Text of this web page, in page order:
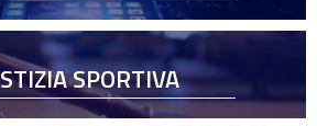
SPORTIVA